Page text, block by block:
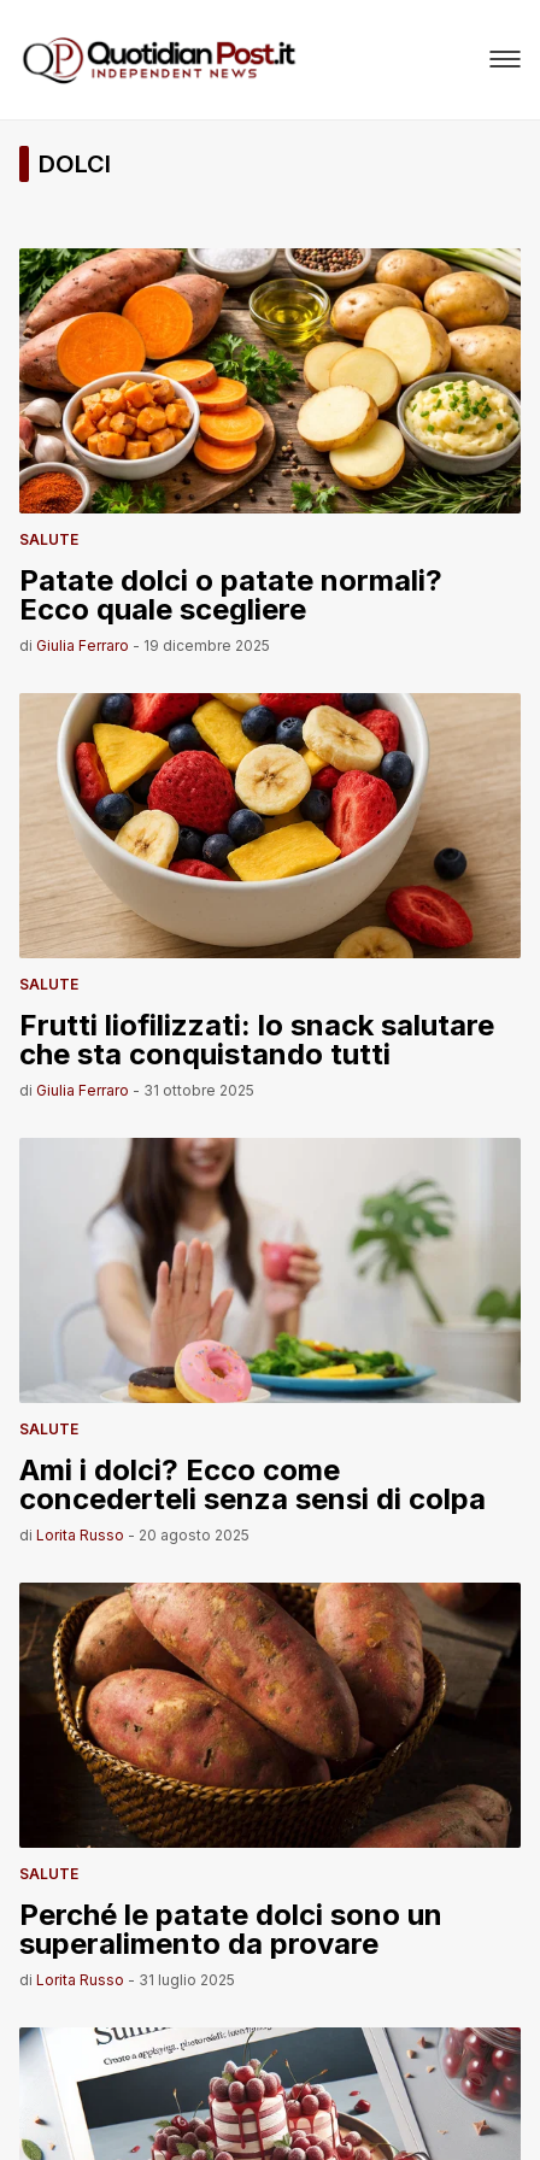
DOLCI
SALUTE
Patate dolci o patate normali?
Ecco quale scegliere
di Giulia Ferraro - 19 dicembre 2025
SALUTE
Frutti liofilizzati: lo snack salutare
che sta conquistando tutti
di Giulia Ferraro - 31 ottobre 2025
SALUTE
Ami i dolci? Ecco come
concederteli senza sensi di colpa
di Lorita Russo - 20 agosto 2025
SALUTE
Perché le patate dolci sono un
superalimento da provare
di Lorita Russo - 31 luglio 2025